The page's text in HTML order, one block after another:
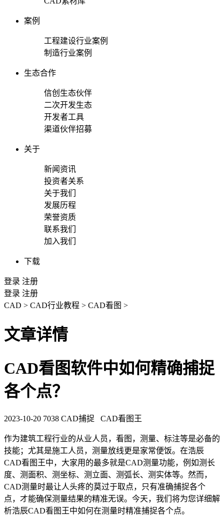
案例
工程建设行业案例
制造行业案例
生态合作
信创生态伙伴
二次开发生态
开发者工具
渠道伙伴招募
关于
新闻资讯
投资者关系
关于我们
发展历程
荣誉资质
联系我们
加入我们
下载
登录 注册
登录 注册
CAD > CAD行业教程 > CAD看图 >
文章详情
CAD看图软件中如何精确捕捉
各个点？
2023-10-20 7038 CAD捕捉 CAD看图王
作为建筑工程行业的从业人员，看图，测量、标注等是必备的
技能；尤其是施工人员，测量放线更是家常便饭。在浩辰
CAD看图王中，大家用的最多就是CAD测量功能，例如测长
度、测面积、测坐标、测立面、测弧长、测实体等。然而，
CAD测量时最让人头疼的莫过于取点，只有准确捕捉各个
点，才能确保测量结果的精准无误。今天，我们将为您详细解
析浩辰CAD看图王中如何在测量时精准捕捉各个点。